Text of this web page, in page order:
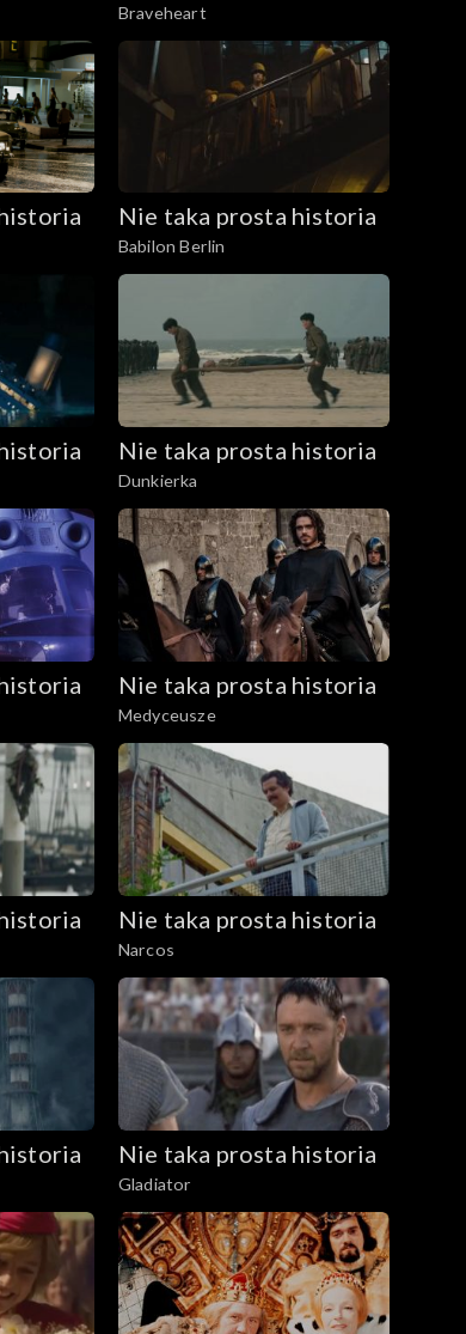
Braveheart
Nie taka prosta historia
Babilon Berlin
Nie taka prosta historia
Dunkierka
Nie taka prosta historia
Medyceusze
Nie taka prosta historia
Narcos
Nie taka prosta historia
Gladiator